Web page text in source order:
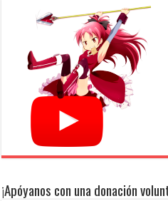
¡Apóyanos con una donación